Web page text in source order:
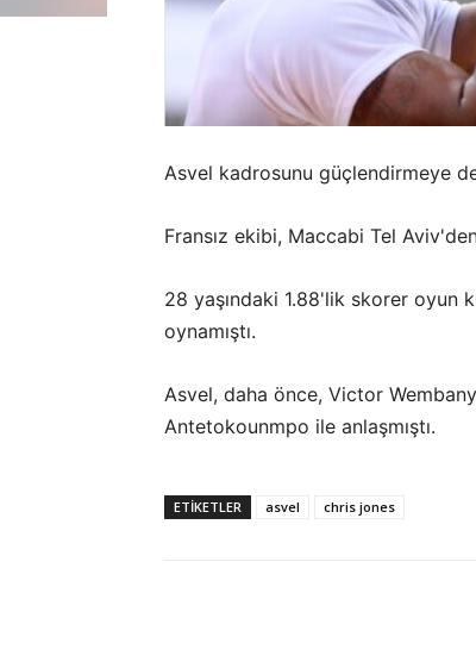
Asvel kadrosunu güçlendirmeye
Fransız ekibi, Maccabi Tel
28 yaşındaki 1.88'lik skorer oyun
oynamıştı.
Asvel, daha önce, Victor
Antetokounmpo ile anlaşmıştı.
ETIKETLER asvel chris jones